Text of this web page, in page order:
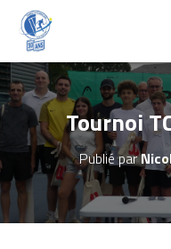
Tournoi
Publié par